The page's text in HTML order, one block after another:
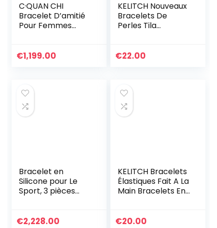
C·QUAN CHI
Bracelet D’amitié
Pour Femmes
Corde Tressée à
€1,199.00
KELITCH Nouveaux
Bracelets De
Perles Tila
Brins Multi Couleur
€22.00
Bracelet en
Silicone pour Le
Sport, 3 pièces
Wristband
€2,228.00
KELITCH Bracelets
Élastiques Fait A La
Main Bracelets En
Ligne Spécial Pour
€20.00